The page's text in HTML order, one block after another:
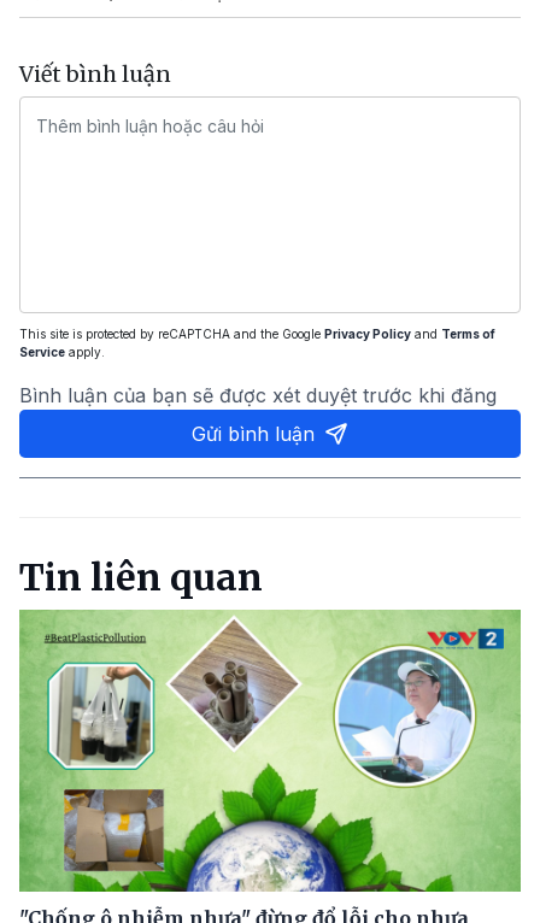
Viết bình luận
This site is protected by reCAPTCHA and the Google Privacy Policy and Terms of
Service apply.
Bình luận của bạn sẽ được xét duyệt trước khi đăng
Gửi bình luận
Tin liên quan
"Chống ô nhiễm nhựa" đừng đổ lỗi cho nhựa